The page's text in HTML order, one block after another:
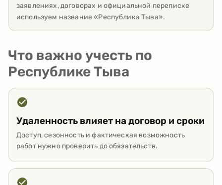
заявлениях, договорах и официальной переписке
используем название «Республика Тыва».
Что важно учесть по
Республике Тыва
Удаленность влияет на договор и сроки
Доступ, сезонность и фактическая возможность
работ нужно проверить до обязательств.